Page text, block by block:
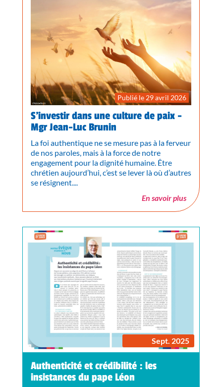
Publié le 29 avril 2026
S’investir dans une culture de paix -
Mgr Jean-Luc Brunin
La foi authentique ne se mesure pas à la ferveur
de nos paroles, mais à la force de notre
engagement pour la dignité humaine. Être
chrétien aujourd’hui, c’est se lever là où d’autres
se résignent....
En savoir plus
Sept. 2025
Authenticité et crédibilité : les
insistances du pape Léon